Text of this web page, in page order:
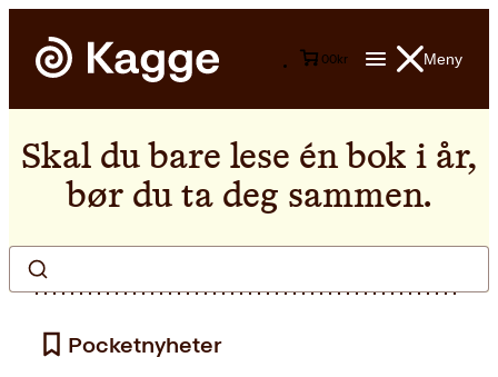
Meny
00kr
Skal du bare lese én bok i år,
bør du ta deg sammen.
Pocketnyheter